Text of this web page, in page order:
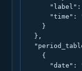
"time":
    }
  },
    {
"date":